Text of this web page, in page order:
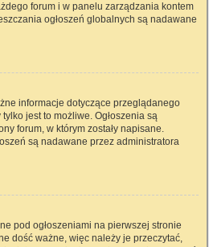
forum i w panelu zarządzania kontem
ogłoszeń globalnych są nadawane
informacje dotyczące przeglądanego
jest to możliwe. Ogłoszenia są
forum, w którym zostały napisane.
są nadawane przez administratora
pod ogłoszeniami na pierwszej stronie
dość ważne, więc należy je przeczytać,